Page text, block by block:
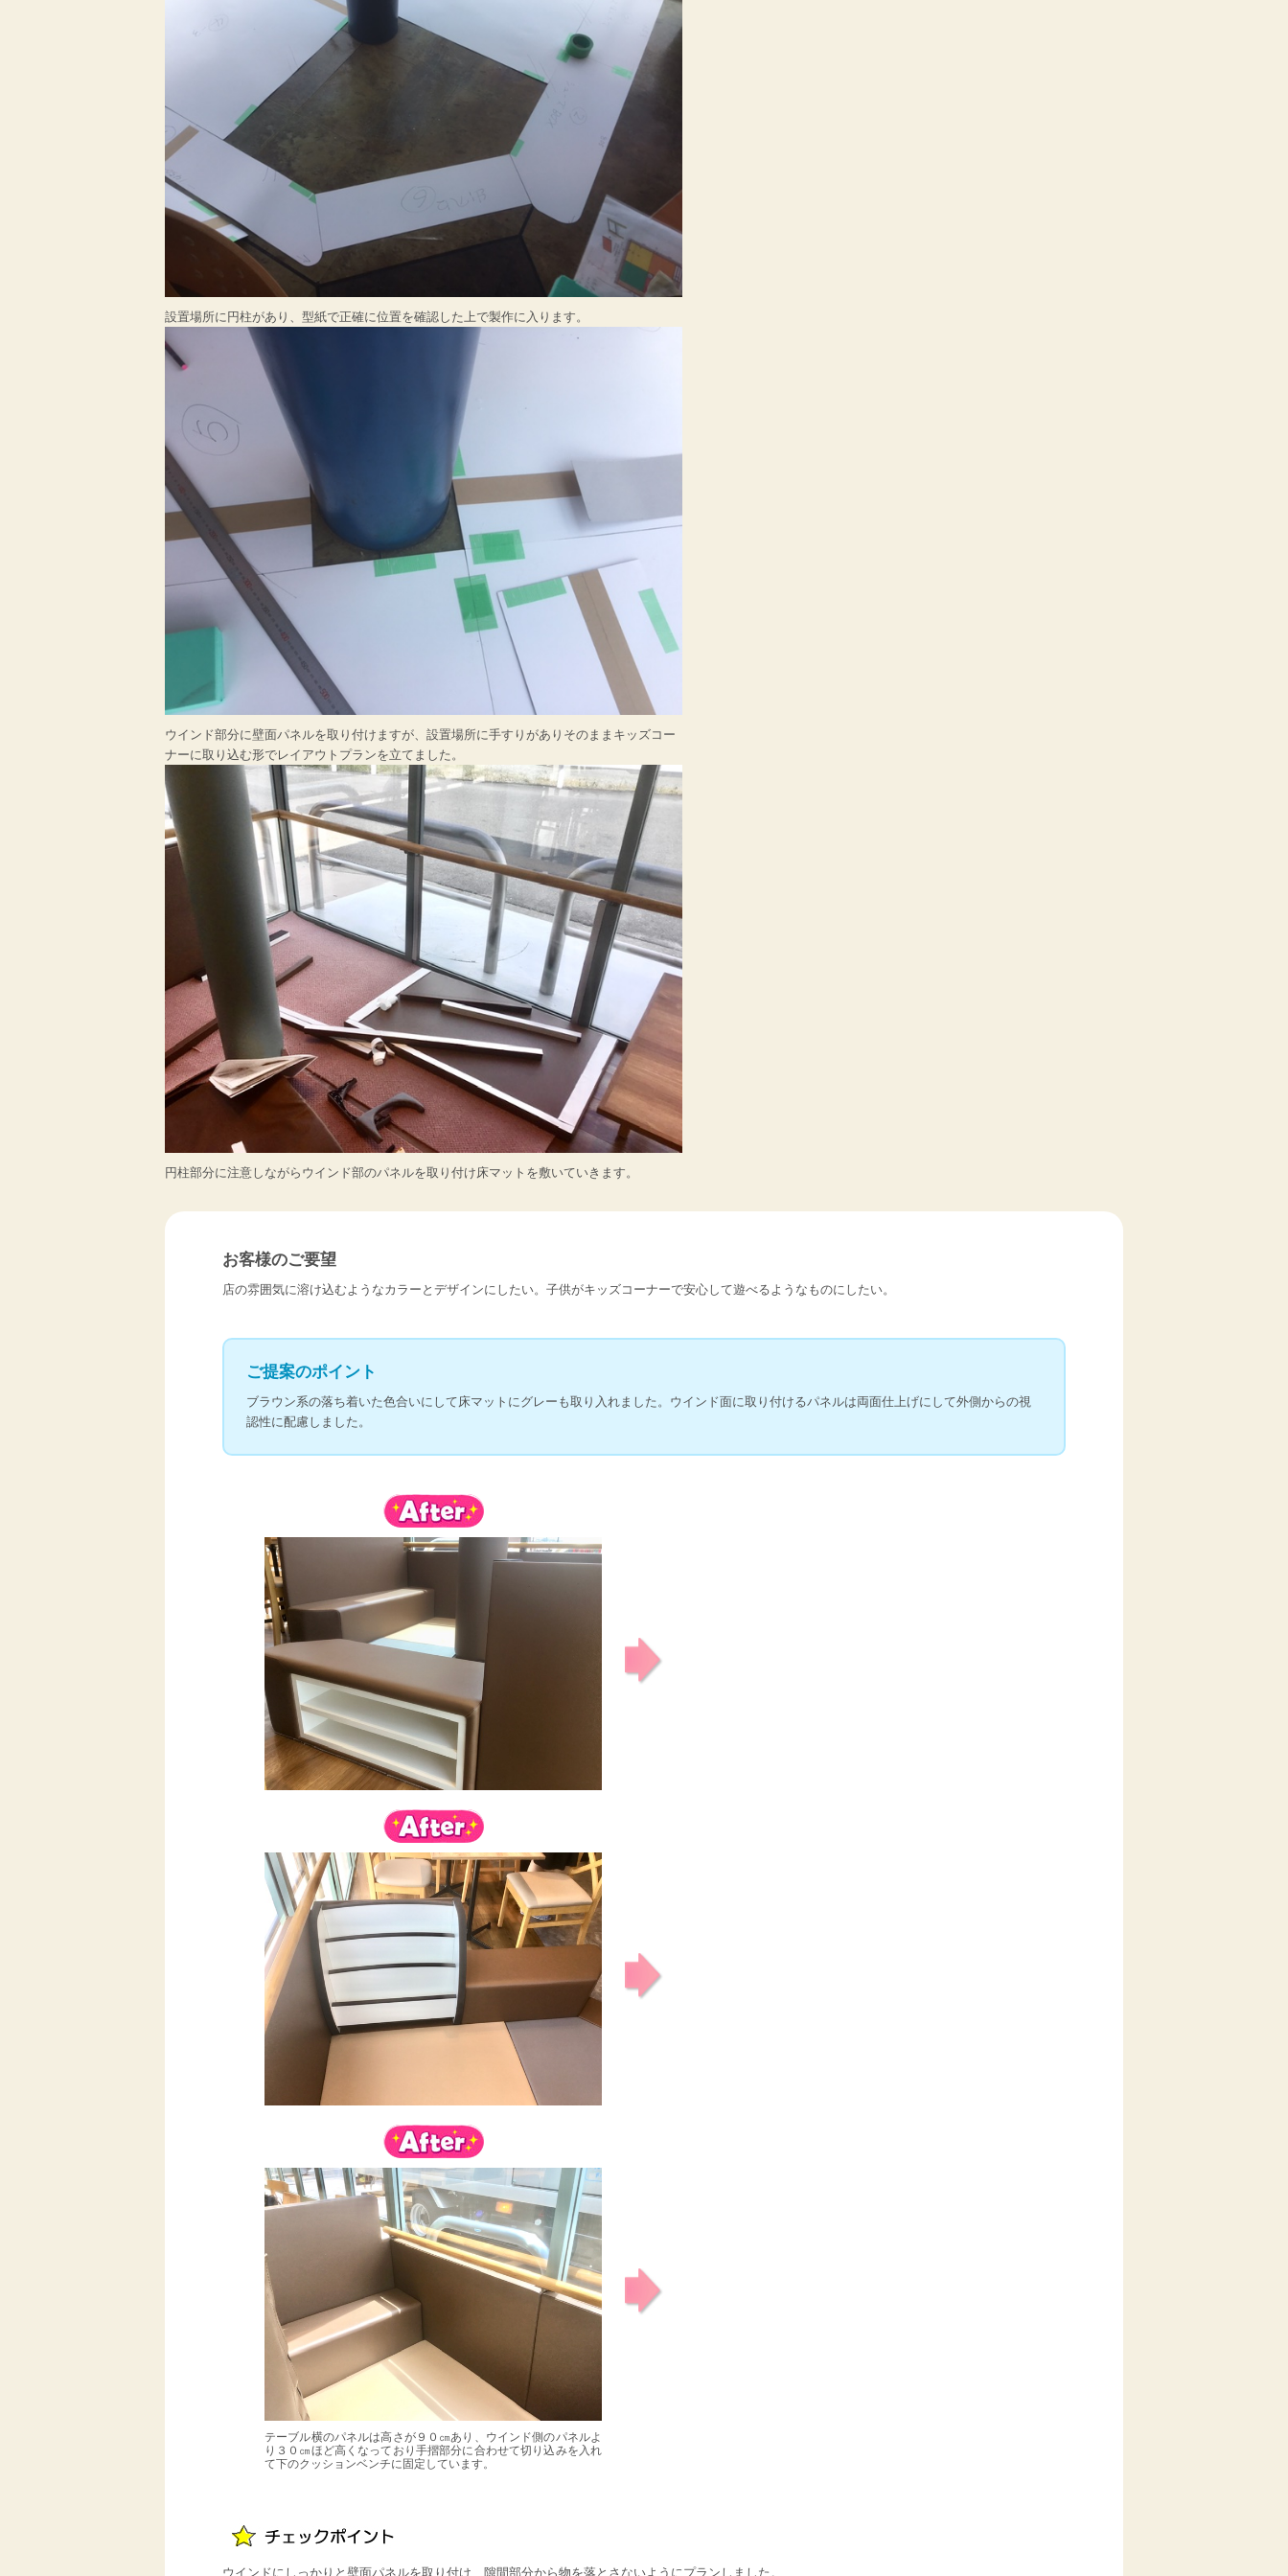
設置場所に円柱があり、型紙で正確に位置を確認した上で製作に入ります。
ウインド部分に壁面パネルを取り付けますが、設置場所に手すりがありそのままキッズコー
ナーに取り込む形でレイアウトプランを立てました。
円柱部分に注意しながらウインド部のパネルを取り付け床マットを敷いていきます。
お客様のご要望
店の雰囲気に溶け込むようなカラーとデザインにしたい。子供がキッズコーナーで安心して遊べるようなものにしたい。
ご提案のポイント
ブラウン系の落ち着いた色合いにして床マットにグレーも取り入れました。ウインド面に取り付けるパネルは両面仕上げにして外側からの視
認性に配慮しました。
テーブル横のパネルは高さが９０㎝あり、ウインド側のパネルよ
り３０㎝ほど高くなっており手摺部分に合わせて切り込みを入れ
て下のクッションベンチに固定しています。
ウインドにしっかりと壁面パネルを取り付け、隙間部分から物を落とさないようにプランしました。